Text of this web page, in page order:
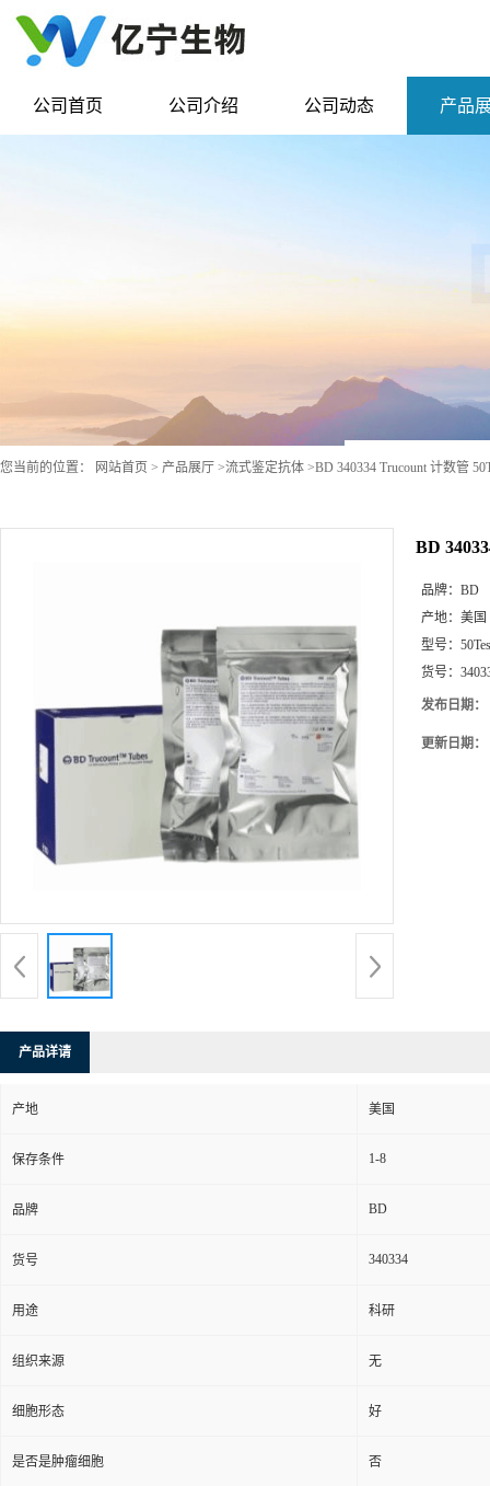
公司首页 公司介绍 公司动态 产品
您当前的位置： 网站首页 > 产品展厅 >流式鉴定抗体 >BD 340334 Trucount 计数管
BD
品牌： BD
产地： 美国
型号：
货号：
发布日期：
更新日期：
产品详请
产地 美国
保存条件 1-8
品牌 BD
货号 340334
用途 科研
组织来源 无
细胞形态 好
是否是肿瘤细胞 否